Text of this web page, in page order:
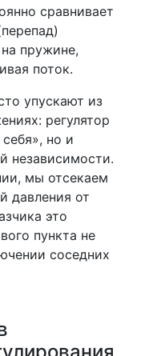
сравнивает
пружине,
поток.
упускают из
регулятор
но и
независимости.
мы отсекаем
давления от
это
пункта не
соседних